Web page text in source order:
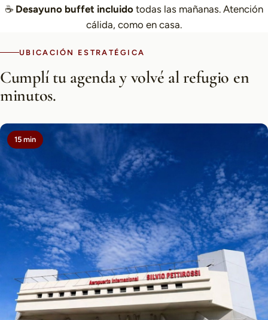
☕ Desayuno buffet incluido todas las mañanas. Atención
cálida, como en casa.
UBICACIÓN ESTRATÉGICA
Cumplí tu agenda y volvé al refugio en
minutos.
15 min